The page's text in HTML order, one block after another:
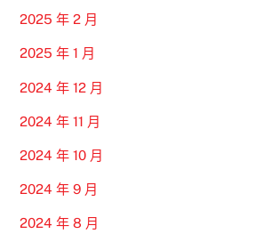
2025 年 2 月
2025 年 1 月
2024 年 12 月
2024 年 11 月
2024 年 10 月
2024 年 9 月
2024 年 8 月